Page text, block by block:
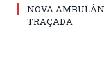
NOVA
TRAÇADA